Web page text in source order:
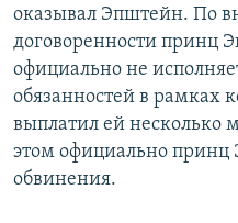
оказывал Эпштейн. По
договоренности принц
официально не
обязанностей в рамках
выплатил ей несколько
этом официально принц
обвинения.